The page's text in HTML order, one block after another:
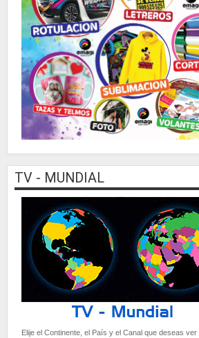
TV - MUNDIAL
Elije el Continente, el País y el Canal que deseas ver